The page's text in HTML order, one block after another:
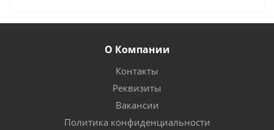
О Компании
Контакты
Реквизиты
Вакансии
Политика конфиденциальности